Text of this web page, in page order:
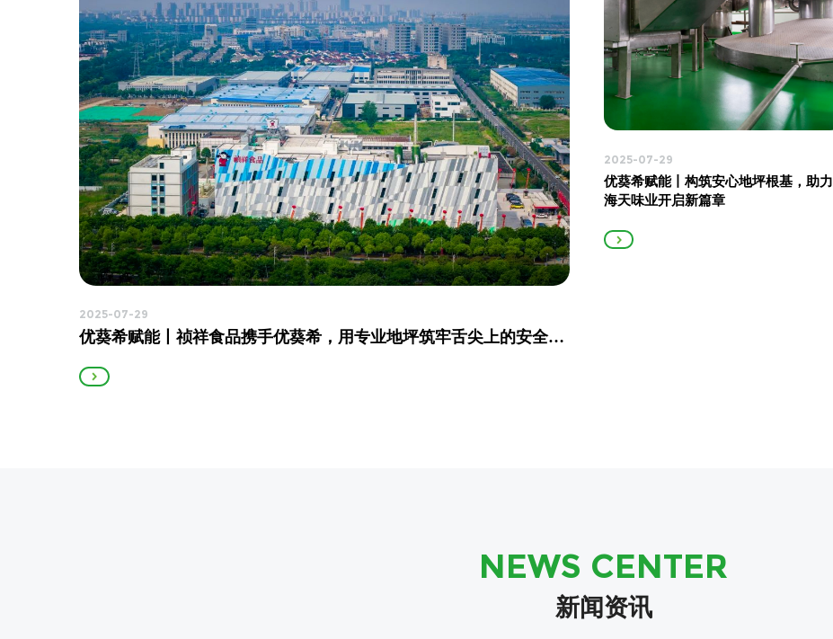
2025-07-29
优葵希赋能丨祯祥食品携手优葵希，用专业地坪筑牢舌尖上的安全防线
2024-08-19
优葵希赋能 | 清水物产北海道深川工厂地
2025-07-29
优葵希赋能丨毫米级精度把控，为海康
威视防静电地坪筑牢智造根基
2025-07-29
优葵希赋能丨构筑安心地坪根基，助力
海天味业开启新篇章
NEWS CENTER
新闻资讯